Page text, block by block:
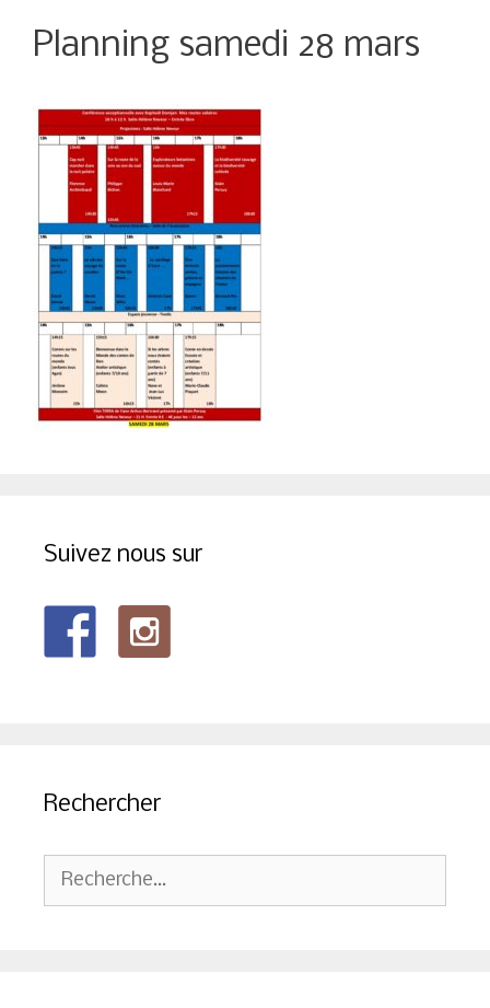
Planning samedi 28 mars
Suivez nous sur
Rechercher
Rechercher :